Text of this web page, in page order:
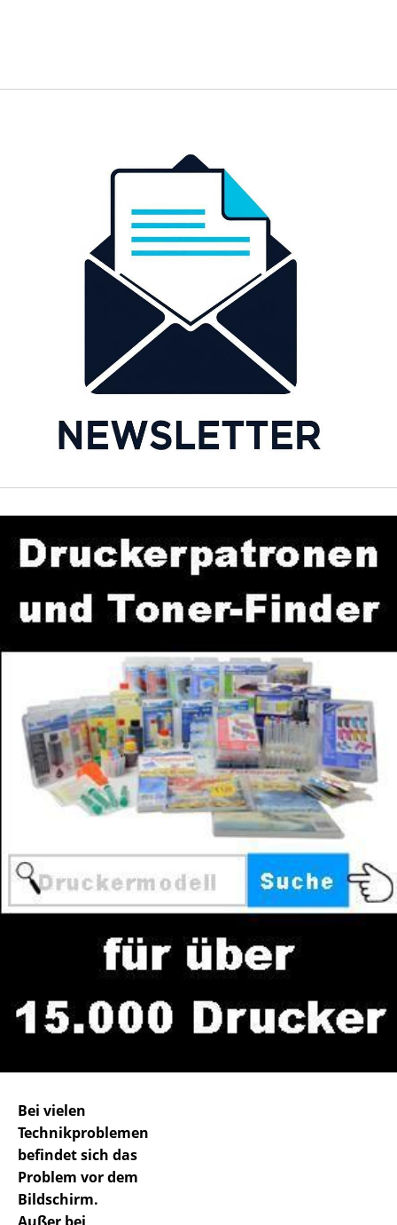
Bei vielen
Technikproblemen
befindet sich das
Problem vor dem
Bildschirm.